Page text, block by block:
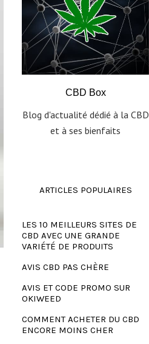
CBD Box
Blog d'actualité dédié à la CBD
et à ses bienfaits
ARTICLES POPULAIRES
LES 10 MEILLEURS SITES DE
CBD AVEC UNE GRANDE
VARIÉTÉ DE PRODUITS
AVIS CBD PAS CHÈRE
AVIS ET CODE PROMO SUR
OKIWEED
COMMENT ACHETER DU CBD
ENCORE MOINS CHER